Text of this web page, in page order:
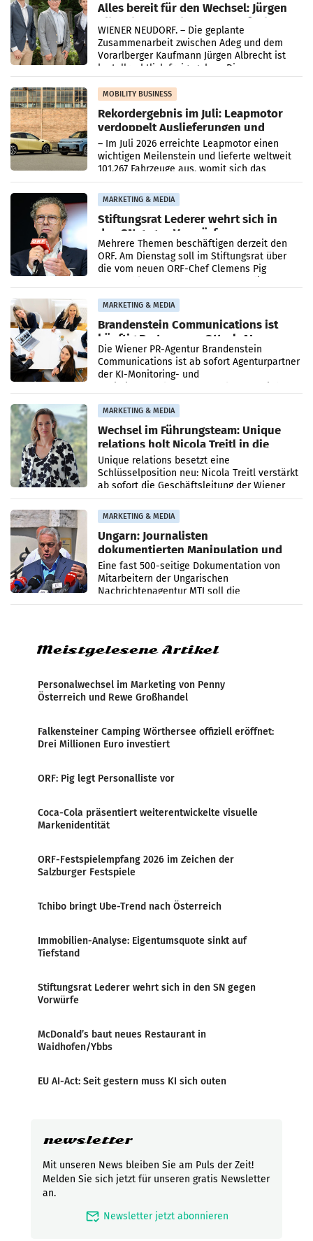
Alles bereit für den Wechsel: Jürgen
Albrecht setzt ab 1.1.2027 auf Adeg
WIENER NEUDORF. – Die geplante
Zusammenarbeit zwischen Adeg und dem
Vorarlberger Kaufmann Jürgen Albrecht ist
kartellrechtlich freigegeben: Die
Bundeswettbewerbsbehörde und der
Bundeskartellanwalt
MOBILITY BUSINESS
Rekordergebnis im Juli: Leapmotor
verdoppelt Auslieferungen und
überschreitet die 100.000er-Marke
– Im Juli 2026 erreichte Leapmotor einen
wichtigen Meilenstein und lieferte weltweit
101.267 Fahrzeuge aus, womit sich das
Ergebnis gegenüber Juli 2025 mehr als
verdoppelte (+102
MARKETING & MEDIA
Stiftungsrat Lederer wehrt sich in
den SN gegen Vorwürfe
Mehrere Themen beschäftigen derzeit den
ORF. Am Dienstag soll im Stiftungsrat über
die vom neuen ORF-Chef Clemens Pig
MARKETING & MEDIA
Brandenstein Communications ist
künftig Partner von OtterlyAI
Die Wiener PR-Agentur Brandenstein
Communications ist ab sofort Agenturpartner
der KI-Monitoring- und
MARKETING & MEDIA
Wechsel im Führungsteam: Unique
relations holt Nicola Treitl in die
Geschäftsleitung
Unique relations besetzt eine
Schlüsselposition neu: Nicola Treitl verstärkt
ab sofort die Geschäftsleitung der Wiener
PR-Agentur an der Seite von Josef Kalina und
Anna Kalina-Mahr.
MARKETING & MEDIA
Ungarn: Journalisten
dokumentierten Manipulation und
Zensur
Eine fast 500-seitige Dokumentation von
Mitarbeitern der Ungarischen
Nachrichtenagentur MTI soll die
systematische Nachrichten-Manipulation und
Meistgelesene Artikel
Personalwechsel im Marketing von Penny
Österreich und Rewe Großhandel
Falkensteiner Camping Wörthersee offiziell eröffnet:
Drei Millionen Euro investiert
ORF: Pig legt Personalliste vor
Coca-Cola präsentiert weiterentwickelte visuelle
Markenidentität
ORF-Festspielempfang 2026 im Zeichen der
Salzburger Festspiele
Tchibo bringt Ube-Trend nach Österreich
Immobilien-Analyse: Eigentumsquote sinkt auf
Tiefstand
Stiftungsrat Lederer wehrt sich in den SN gegen
Vorwürfe
McDonald’s baut neues Restaurant in
Waidhofen/Ybbs
EU AI-Act: Seit gestern muss KI sich outen
newsletter
Mit unseren News bleiben Sie am Puls der Zeit!
Melden Sie sich jetzt für unseren gratis Newsletter
an.
mark_email_read Newsletter jetzt abonnieren